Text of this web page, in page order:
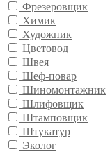
Фрезеровщик
Химик
Художник
Цветовод
Швея
Шеф-повар
Шиномонтажник
Шлифовщик
Штамповщик
Штукатур
Эколог